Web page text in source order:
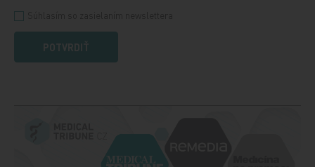
POTVRDIŤ